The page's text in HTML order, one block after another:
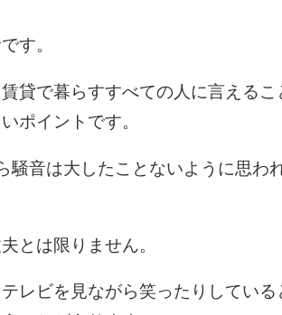
す。
貸で暮らすすべての人に言えるこ
ポイントです。
騒音は大したことないように思わ
とは限りません。
レビを見ながら笑ったりしてい